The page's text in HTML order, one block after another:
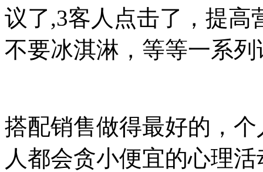
议了,3客人点击了，提高
不要冰淇淋，等等一系
搭配销售做得最好的，
人都会贪小便宜的心理